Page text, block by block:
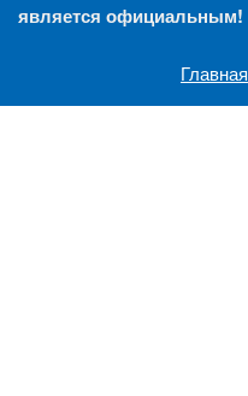
является официальным!
Главная